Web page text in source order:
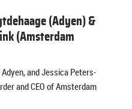
(Adyen) &
(Amsterdam
and Jessica Peters-
and CEO of Amsterdam